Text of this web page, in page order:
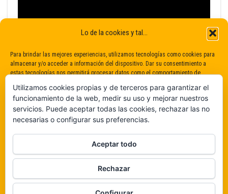
Lo de la cookies y tal...
Para brindar las mejores experiencias, utilizamos tecnologías como cookies para
almacenar y/o acceder a información del dispositivo. Dar su consentimiento a
estas tecnologías nos permitirá procesar datos como el comportamiento de
consentimiento puede afectar negativamente a determinadas características y
funciones.
De ninguna manera
Veámos que hay aquí
WordPress |Tema:
Utilizamos cookies propias y de terceros para garantizar el
funcionamiento de la web, medir su uso y mejorar nuestros
servicios. Puede aceptar todas las cookies, rechazar las no
necesarias o configurar sus preferencias.
Aceptar todo
Rechazar